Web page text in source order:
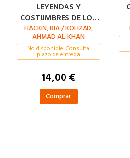
LEYENDAS Y
COSTUMBRES DE LOS
AFGANOS
HACKIN, RIA / KOHZAD,
AHMAD ALI KHAN
No disponible. Consulta
plazo de entrega
14,00 €
Comprar